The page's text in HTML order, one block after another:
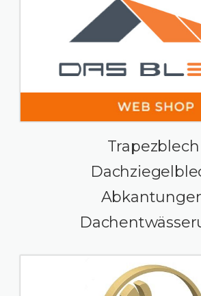
Trapezblech